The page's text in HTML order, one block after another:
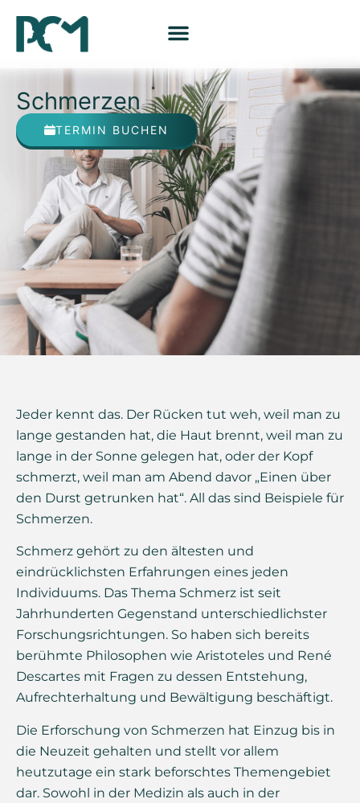
Schmerzen
TERMIN BUCHEN
Jeder kennt das. Der Rücken tut weh, weil man zu
lange gestanden hat, die Haut brennt, weil man zu
lange in der Sonne gelegen hat, oder der Kopf
schmerzt, weil man am Abend davor „Einen über
den Durst getrunken hat“. All das sind Beispiele für
Schmerzen.
Schmerz gehört zu den ältesten und
eindrücklichsten Erfahrungen eines jeden
Individuums. Das Thema Schmerz ist seit
Jahrhunderten Gegenstand unterschiedlichster
Forschungsrichtungen. So haben sich bereits
berühmte Philosophen wie Aristoteles und René
Descartes mit Fragen zu dessen Entstehung,
Aufrechterhaltung und Bewältigung beschäftigt.
Die Erforschung von Schmerzen hat Einzug bis in
die Neuzeit gehalten und stellt vor allem
heutzutage ein stark beforschtes Themengebiet
dar. Sowohl in der Medizin als auch in der